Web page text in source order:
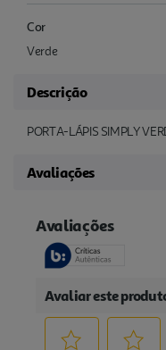
Cor
Verde
Descrição
PORTA-LÁPIS SIMPLY
Avaliações